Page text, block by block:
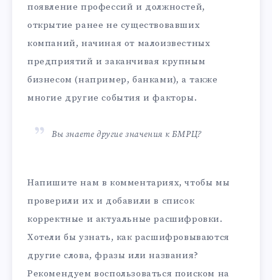
появление профессий и должностей,
открытие ранее не существовавших
компаний, начиная от малоизвестных
предприятий и заканчивая крупным
бизнесом (например, банками), а также
многие другие события и факторы.
Вы знаете другие значения к БМРЦ?
Напишите нам в комментариях, чтобы мы
проверили их и добавили в список
корректные и актуальные расшифровки.
Хотели бы узнать, как расшифровываются
другие слова, фразы или названия?
Рекомендуем воспользоваться поиском на